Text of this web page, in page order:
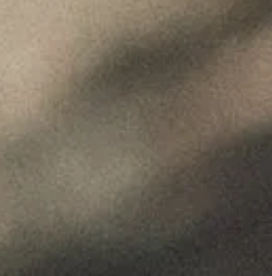
winemakers and
I wish I will always
to share it with."